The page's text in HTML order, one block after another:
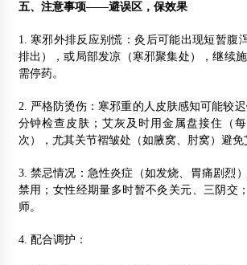
五、注意事项——避误区，保效果
1. 寒邪外排反应别慌：灸后可能出现短暂腹
排出），或局部发凉（寒邪聚集处），继续
需停药。
2. 严格防烫伤：寒邪重的人皮肤感知可能较
分钟检查皮肤；艾灰及时用金属盘接住（
次），尤其关节褶皱处（如腋窝、肘窝）避免
3. 禁忌情况：急性炎症（如发烧、胃痛剧烈
禁用；女性经期量多时暂不灸关元、三阴交
师。
4. 配合调护：